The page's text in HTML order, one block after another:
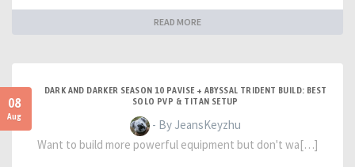
READ MORE
08
Aug
DARK AND DARKER SEASON 10 PAVISE + ABYSSAL TRIDENT BUILD: BEST
SOLO PVP & TITAN SETUP
- By JeansKeyzhu
Want to build more powerful equipment but don't wa[…]